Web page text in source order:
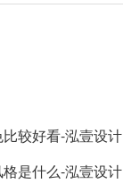
较好看-泓壹设计
是什么-泓壹设计